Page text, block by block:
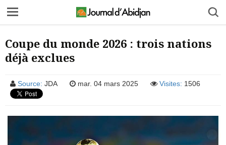
Coupe du monde 2026 : trois nations
déjà exclues
Source: JDA mar. 04 mars 2025 Visites: 1506